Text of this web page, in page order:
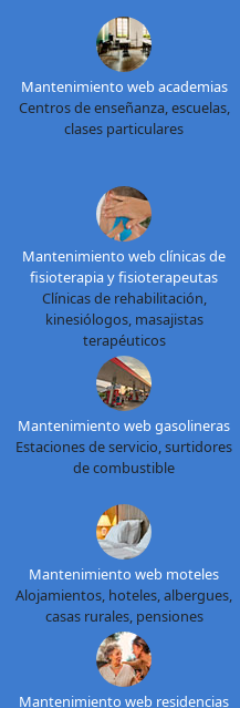
Mantenimiento web academias
Centros de enseñanza, escuelas,
clases particulares
Mantenimiento web clínicas de
fisioterapia y fisioterapeutas
Clínicas de rehabilitación,
kinesiólogos, masajistas
terapéuticos
Mantenimiento web gasolineras
Estaciones de servicio, surtidores
de combustible
Mantenimiento web moteles
Alojamientos, hoteles, albergues,
casas rurales, pensiones
Mantenimiento web residencias